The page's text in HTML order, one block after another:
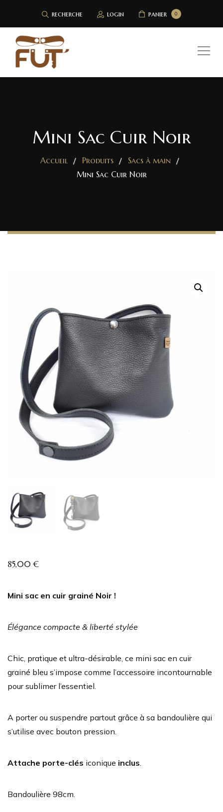
recherche login 0
panier
Mini Sac Cuir Noir
Accueil Produits
Sacs à main
Mini Sac Cuir Noir
85,00€
Mini sac en cuir grainé Noir !
Élégance compacte & liberté stylée
Chic, pratique et ultra-désirable, ce mini sac en cuir
grainé bleu s’impose comme l’accessoire incontournable
pour sublimer l’essentiel.
A porter ou suspendre partout grâce à sa bandoulière qui
s’utilise avec bouton pression.
Attache porte-clés iconique inclus.
Bandoulière 98cm.